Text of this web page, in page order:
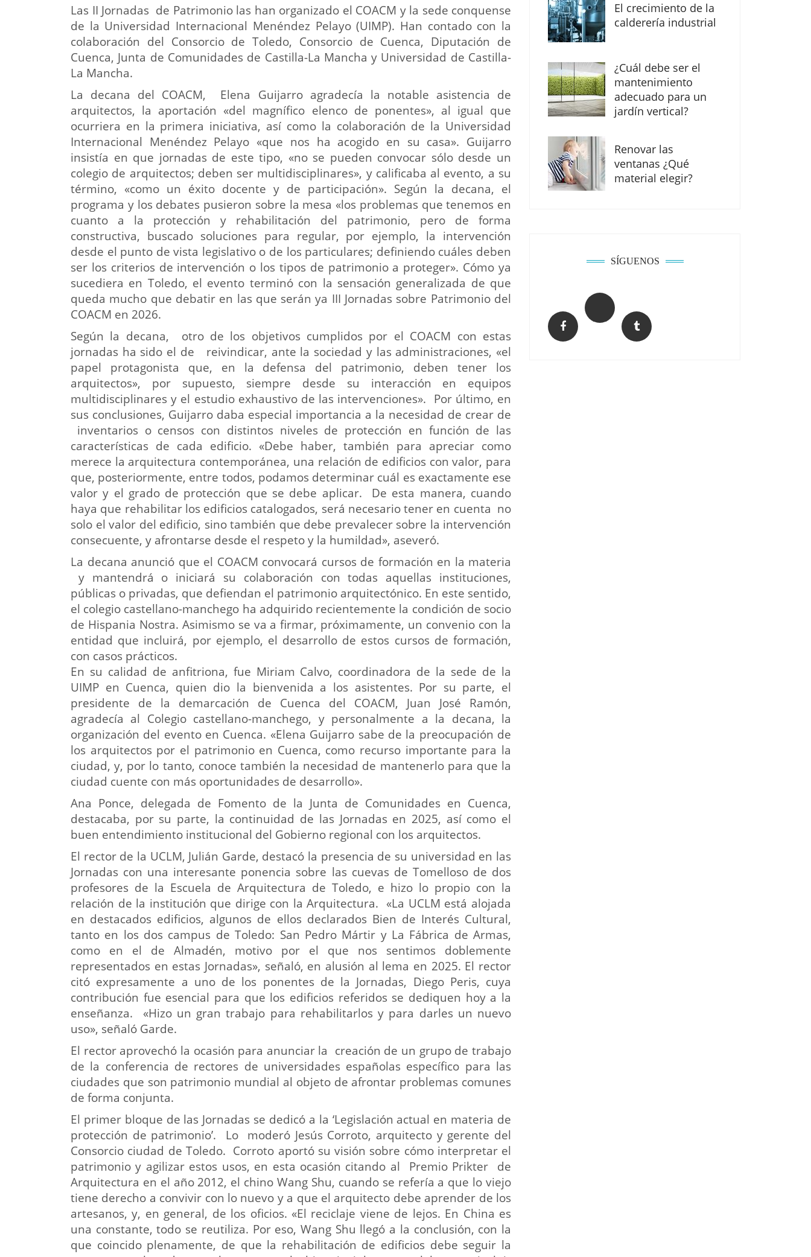
Las II Jornadas de Patrimonio las han organizado el COACM y la sede conquense
de la Universidad Internacional Menéndez Pelayo (UIMP). Han contado con la
colaboración del Consorcio de Toledo, Consorcio de Cuenca, Diputación de
Cuenca, Junta de Comunidades de Castilla-La Mancha y Universidad de Castilla-
La Mancha.
La decana del COACM, Elena Guijarro agradecía la notable asistencia de
arquitectos, la aportación «del magnífico elenco de ponentes», al igual que
ocurriera en la primera iniciativa, así como la colaboración de la Universidad
Internacional Menéndez Pelayo «que nos ha acogido en su casa». Guijarro
insistía en que jornadas de este tipo, «no se pueden convocar sólo desde un
colegio de arquitectos; deben ser multidisciplinares», y calificaba al evento, a su
término, «como un éxito docente y de participación». Según la decana, el
programa y los debates pusieron sobre la mesa «los problemas que tenemos en
cuanto a la protección y rehabilitación del patrimonio, pero de forma
constructiva, buscado soluciones para regular, por ejemplo, la intervención
desde el punto de vista legislativo o de los particulares; definiendo cuáles deben
ser los criterios de intervención o los tipos de patrimonio a proteger». Cómo ya
sucediera en Toledo, el evento terminó con la sensación generalizada de que
queda mucho que debatir en las que serán ya III Jornadas sobre Patrimonio del
COACM en 2026.
Según la decana, otro de los objetivos cumplidos por el COACM con estas
jornadas ha sido el de reivindicar, ante la sociedad y las administraciones, «el
papel protagonista que, en la defensa del patrimonio, deben tener los
arquitectos», por supuesto, siempre desde su interacción en equipos
multidisciplinares y el estudio exhaustivo de las intervenciones». Por último, en
sus conclusiones, Guijarro daba especial importancia a la necesidad de crear de
inventarios o censos con distintos niveles de protección en función de las
características de cada edificio. «Debe haber, también para apreciar como
merece la arquitectura contemporánea, una relación de edificios con valor, para
que, posteriormente, entre todos, podamos determinar cuál es exactamente ese
valor y el grado de protección que se debe aplicar. De esta manera, cuando
haya que rehabilitar los edificios catalogados, será necesario tener en cuenta no
solo el valor del edificio, sino también que debe prevalecer sobre la intervención
consecuente, y afrontarse desde el respeto y la humildad», aseveró.
La decana anunció que el COACM convocará cursos de formación en la materia
y mantendrá o iniciará su colaboración con todas aquellas instituciones,
públicas o privadas, que defiendan el patrimonio arquitectónico. En este sentido,
el colegio castellano-manchego ha adquirido recientemente la condición de socio
de Hispania Nostra. Asimismo se va a firmar, próximamente, un convenio con la
entidad que incluirá, por ejemplo, el desarrollo de estos cursos de formación,
con casos prácticos.
En su calidad de anfitriona, fue Miriam Calvo, coordinadora de la sede de la
UIMP en Cuenca, quien dio la bienvenida a los asistentes. Por su parte, el
presidente de la demarcación de Cuenca del COACM, Juan José Ramón,
agradecía al Colegio castellano-manchego, y personalmente a la decana, la
organización del evento en Cuenca. «Elena Guijarro sabe de la preocupación de
los arquitectos por el patrimonio en Cuenca, como recurso importante para la
ciudad, y, por lo tanto, conoce también la necesidad de mantenerlo para que la
ciudad cuente con más oportunidades de desarrollo».
Ana Ponce, delegada de Fomento de la Junta de Comunidades en Cuenca,
destacaba, por su parte, la continuidad de las Jornadas en 2025, así como el
buen entendimiento institucional del Gobierno regional con los arquitectos.
El rector de la UCLM, Julián Garde, destacó la presencia de su universidad en las
Jornadas con una interesante ponencia sobre las cuevas de Tomelloso de dos
profesores de la Escuela de Arquitectura de Toledo, e hizo lo propio con la
relación de la institución que dirige con la Arquitectura. «La UCLM está alojada
en destacados edificios, algunos de ellos declarados Bien de Interés Cultural,
tanto en los dos campus de Toledo: San Pedro Mártir y La Fábrica de Armas,
como en el de Almadén, motivo por el que nos sentimos doblemente
representados en estas Jornadas», señaló, en alusión al lema en 2025. El rector
citó expresamente a uno de los ponentes de la Jornadas, Diego Peris, cuya
contribución fue esencial para que los edificios referidos se dediquen hoy a la
enseñanza. «Hizo un gran trabajo para rehabilitarlos y para darles un nuevo
uso», señaló Garde.
El rector aprovechó la ocasión para anunciar la creación de un grupo de trabajo
de la conferencia de rectores de universidades españolas específico para las
ciudades que son patrimonio mundial al objeto de afrontar problemas comunes
de forma conjunta.
El primer bloque de las Jornadas se dedicó a la ‘Legislación actual en materia de
protección de patrimonio’. Lo moderó Jesús Corroto, arquitecto y gerente del
Consorcio ciudad de Toledo. Corroto aportó su visión sobre cómo interpretar el
patrimonio y agilizar estos usos, en esta ocasión citando al Premio Prikter de
Arquitectura en el año 2012, el chino Wang Shu, cuando se refería a que lo viejo
tiene derecho a convivir con lo nuevo y a que el arquitecto debe aprender de los
artesanos, y, en general, de los oficios. «El reciclaje viene de lejos. En China es
una constante, todo se reutiliza. Por eso, Wang Shu llegó a la conclusión, con la
que coincido plenamente, de que la rehabilitación de edificios debe seguir la
El crecimiento de la
calderería industrial
¿Cuál debe ser el
mantenimiento
adecuado para un
jardín vertical?
Renovar las
ventanas ¿Qué
material elegir?
SÍGUENOS